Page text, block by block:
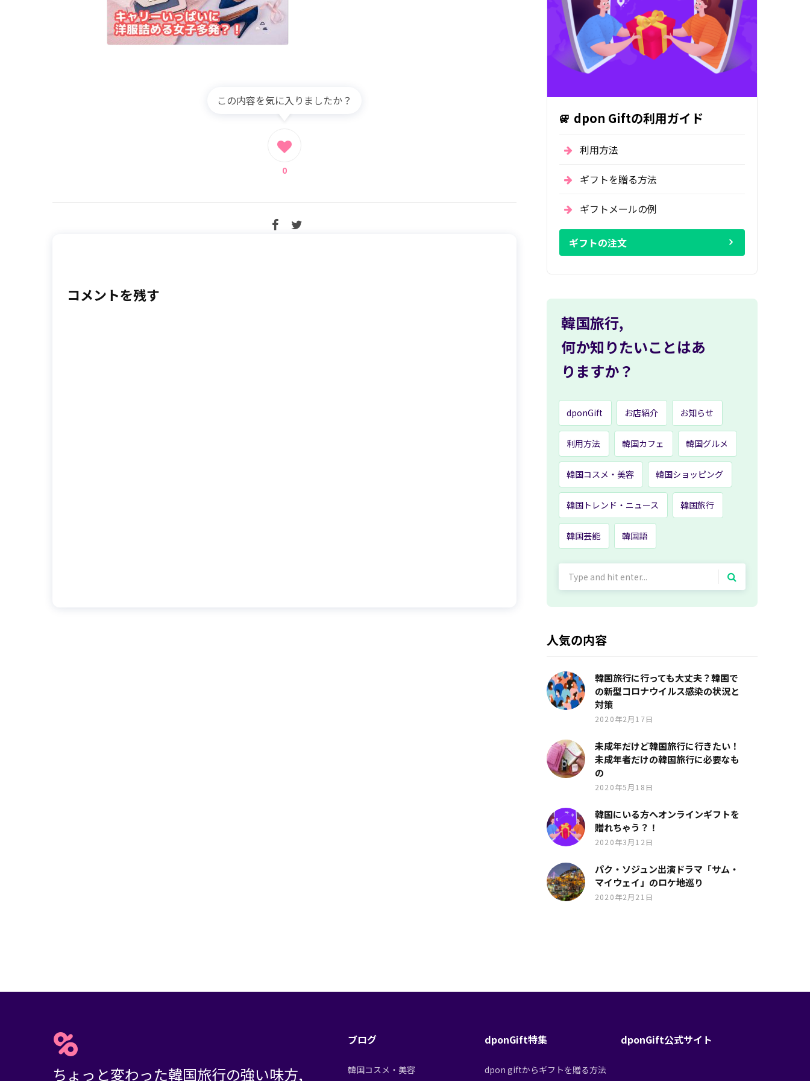
この内容を気に入りましたか？
0
コメントを残す
dpon Giftの利用ガイド
利用方法
ギフトを贈る方法
ギフトメールの例
ギフトの注文
韓国旅行,
何か知りたいことはあ
りますか？
dponGift お店紹介 お知らせ
利用方法 韓国カフェ 韓国グルメ
韓国コスメ・美容 韓国ショッピング
韓国トレンド・ニュース 韓国旅行
韓国芸能 韓国語
人気の内容
韓国旅行に行っても大丈夫？韓国で
の新型コロナウイルス感染の状況と
対策
2020年2月17日
未成年だけど韓国旅行に行きたい！
未成年者だけの韓国旅行に必要なも
の
2020年5月18日
韓国にいる方へオンラインギフトを
贈れちゃう？！
2020年3月12日
パク・ソジュン出演ドラマ「サム・
マイウェイ」のロケ地巡り
2020年2月21日
ちょっと変わった韓国旅行の強い味方,
ブログ
韓国コスメ・美容
dponGift特集
dpon giftからギフトを贈る方法
dponGift公式サイト